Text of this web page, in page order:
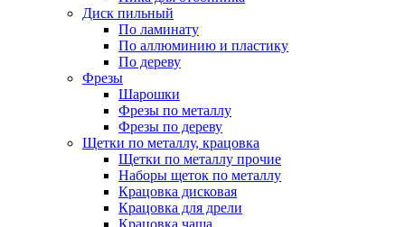
Диск пильный
По ламинату
По аллюминию и пластику
По дереву
Фрезы
Шарошки
Фрезы по металлу
Фрезы по дереву
Щетки по металлу, крацовка
Щетки по металлу прочие
Наборы щеток по металлу
Крацовка дисковая
Крацовка для дрели
Крацовка чаша